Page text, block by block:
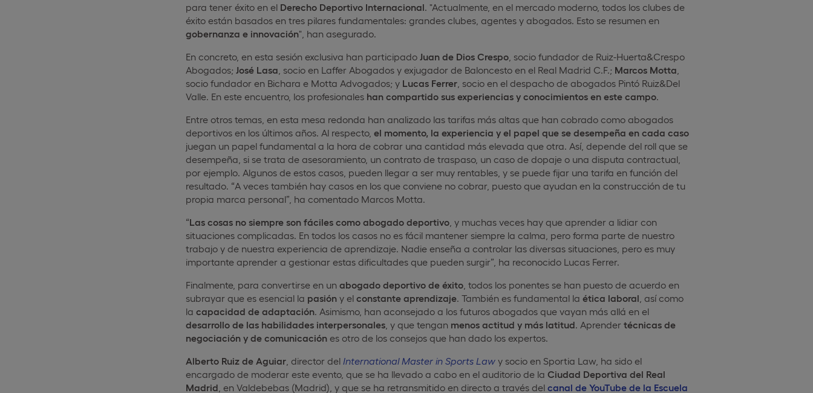
para tener éxito en elDerecho Deportivo Internacional. "Actualmente, en el mercado moderno, todos los clubes de
éxito están basados en tres pilares fundamentales: grandes clubes, agentes y abogados. Esto se resumen en
gobernanza e innovación", han asegurado.
En concreto, en esta sesión exclusiva han participadoJuan de Dios Crespo, socio fundador de Ruiz-Huerta&Crespo
Abogados; José Lasa , socio en Laffer Abogados y exjugador de Baloncesto en el Real Madrid C.F.; Marcos Motta
socio fundador en Bichara e Motta Advogados; y Lucas Ferrer, socio en el despacho de abogados Pintó Ruiz&Del
Valle. En este encuentro, los profesionales han compartido sus experiencias y conocimientos en este campo.
Entre otros temas, en esta mesa redonda han analizado las tarifas más altas que han cobrado como abogados
deportivos en los últimos años. Al respecto, el momento, la experiencia y el papel que se desempeña en cada caso
juegan un papel fundamental a la hora de cobrar una cantidad más elevada que otra. Así, depende del roll que se
desempeña, si se trata de asesoramiento, un contrato de traspaso, un caso de dopaje o una disputa contractual,
por ejemplo. Algunos de estos casos, pueden llegar a ser muy rentables, y se puede fijar una tarifa en función del
resultado. “A veces también hay casos en los que conviene no cobrar, puesto que ayudan en la construcción de tu
propia marca personal”, ha comentado Marcos Motta.
“Las cosas no siempre son fáciles como abogado deportivo, y muchas veces hay que aprender a lidiar con
situaciones complicadas. En todos los casos no es fácil mantener siempre la calma, pero forma parte de nuestro
trabajo y de nuestra experiencia de aprendizaje. Nadie enseña a controlar las diversas situaciones, pero es muy
importante aprender a gestionar estas dificultades que pueden surgir”, ha reconocido Lucas Ferrer.
Finalmente, para convertirse en un abogado deportivo de éxito, todos los ponentes se han puesto de acuerdo en
subrayar que es esencial la pasióny el constante aprendizaje. También es fundamental la ética laboral , así como
la capacidad de adaptación. Asimismo, han aconsejado a los futuros abogados que vayan más allá en el
desarrollo de las habilidades interpersonales, y que tengan menos actitud y más latitud. Aprender técnicas de
negociación y de comunicaciónes otro de los consejos que han dado los expertos.
Alberto Ruiz de Aguiar, director del International Master in Sports Lawy socio en Sportia Law, ha sido el
encargado de moderar este evento, que se ha llevado a cabo en el auditorio de la Ciudad Deportiva del Real
Madrid , en Valdebebas (Madrid), y que se ha retransmitido en directo a través del canal de YouTube de la Escuela